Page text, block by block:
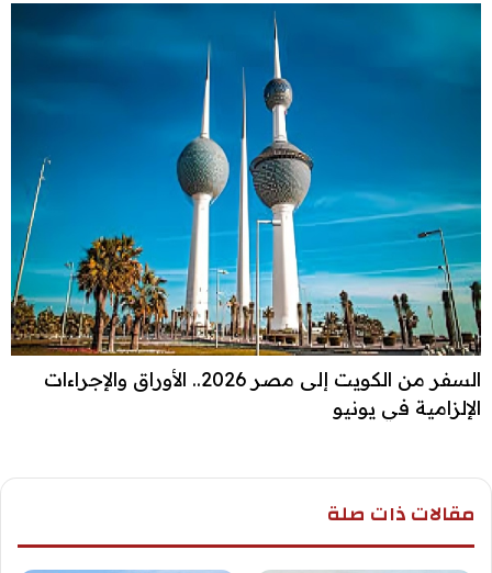
السفر من الكويت إلى مصر 2026.. الأوراق والإجراءات
الإلزامية في يونيو
مقالات ذات صلة